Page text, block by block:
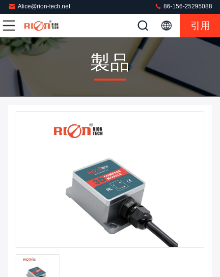
Alice@rion-tech.net 86-156-25295088
引用
製品